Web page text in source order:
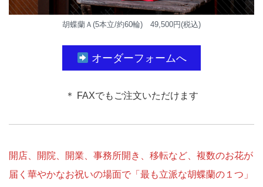
胡蝶蘭Ａ(5本立/約60輪) 49,500円(税込)
オーダーフォームへ
＊ FAXでもご注文いただけます
開店、開院、開業、事務所開き、移転など、複数のお花が
届く華やかなお祝いの場面で「最も立派な胡蝶蘭の１つ」